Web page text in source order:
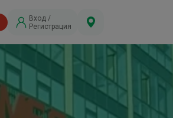
Вход /
Регистрация